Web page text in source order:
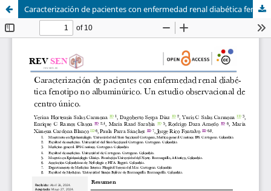
Caracterización de pacientes con enfermedad renal diabética fenotipo no albuminúrico.